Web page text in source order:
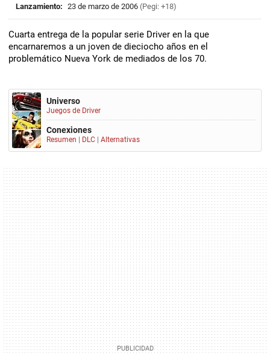
Lanzamiento: 23 de marzo de 2006 (Pegi: +18)
Cuarta entrega de la popular serie Driver en la que
encarnaremos a un joven de dieciocho años en el
problemático Nueva York de mediados de los 70.
Universo
Juegos de Driver
Conexiones
Resumen DLC Alternativas